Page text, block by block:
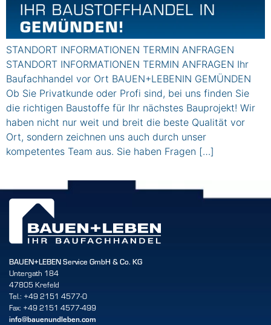
STANDORT INFORMATIONEN TERMIN ANFRAGEN
STANDORT INFORMATIONEN TERMIN ANFRAGEN Ihr
Baufachhandel vor Ort BAUEN+LEBENIN GEMÜNDEN
Ob Sie Privatkunde oder Profi sind, bei uns finden Sie
die richtigen Baustoffe für Ihr nächstes Bauprojekt! Wir
haben nicht nur weit und breit die beste Qualität vor
Ort, sondern zeichnen uns auch durch unser
kompetentes Team aus. Sie haben Fragen […]
BAUEN+LEBEN Service GmbH & Co. KG
Untergath 184
47805 Krefeld
Tel.: +49 2151 4577-0
Fax: +49 2151 4577-499
info@bauenundleben.com